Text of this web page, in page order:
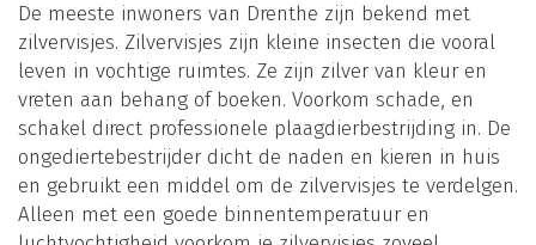
De meeste inwoners van Drenthe zijn bekend met
zilvervisjes. Zilvervisjes zijn kleine insecten die vooral
leven in vochtige ruimtes. Ze zijn zilver van kleur en
vreten aan behang of boeken. Voorkom schade, en
schakel direct professionele plaagdierbestrijding in. De
ongediertebestrijder dicht de naden en kieren in huis
en gebruikt een middel om de zilvervisjes te verdelgen.
Alleen met een goede binnentemperatuur en